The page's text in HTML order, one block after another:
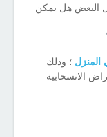
البعض هل يمكن
المنزل ؛ وذلك
الانسحابية